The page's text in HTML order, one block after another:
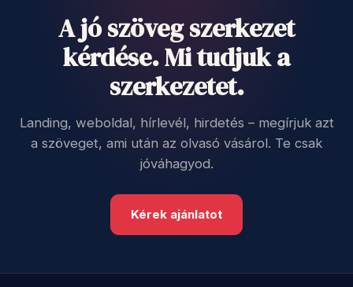
A jó szöveg szerkezet
kérdése. Mi tudjuk a
szerkezetet.
Landing, weboldal, hírlevél, hirdetés – megírjuk azt
a szöveget, ami után az olvasó vásárol. Te csak
jóváhagyod.
Kérek ajánlatot